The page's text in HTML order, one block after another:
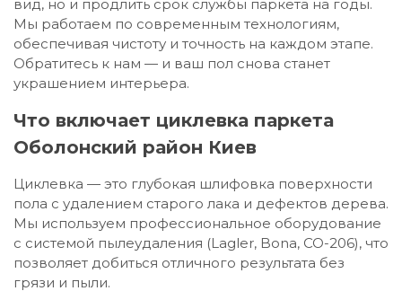
вид, но и продлить срок службы паркета на годы.
Мы работаем по современным технологиям,
обеспечивая чистоту и точность на каждом этапе.
Обратитесь к нам — и ваш пол снова станет
украшением интерьера.
Что включает циклевка паркета
Оболонский район Киев
Циклевка — это глубокая шлифовка поверхности
пола с удалением старого лака и дефектов дерева.
Мы используем профессиональное оборудование
с системой пылеудаления (Lagler, Bona, СО-206), что
позволяет добиться отличного результата без
грязи и пыли.